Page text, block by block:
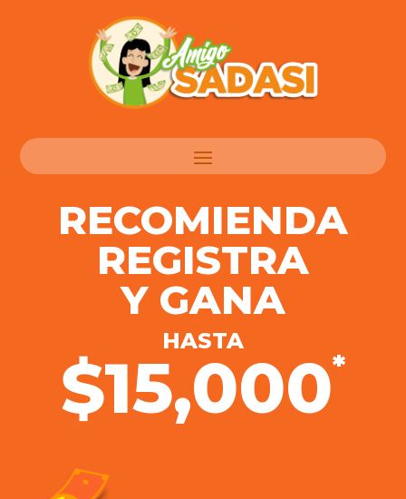
RECOMIENDA
REGISTRA
Y GANA
HASTA
$15,000*